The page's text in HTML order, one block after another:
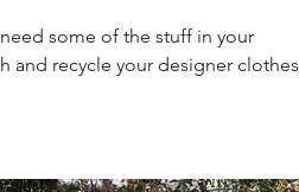
some of the stuff in your
and recycle your designer clothes